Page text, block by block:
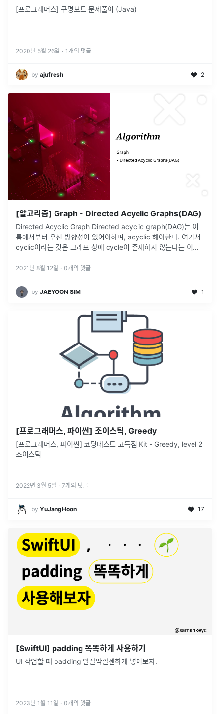
[프로그래머스] 구명보트 문제풀이 (Java)
2020년 5월 26일 · 1 개의 댓글
by ajufresh 2
[알고리즘] Graph - Directed Acyclic Graphs(DAG)
Directed Acyclic Graph Directed acyclic graph(DAG)는 이
름에서부터 우선 방향성이 있어야하며, acyclic 해야한다. 여기서
cyclic이라는 것은 그래프 상에 cycle이 존재하지 않는다는 이야
돌아올 수 없다. Topological Ordering...
2021년 8월 12일 · 0개의 댓글
by JAEYOON SIM 1
[프로그래머스, 파이썬] 조이스틱, Greedy
[프로그래머스, 파이썬] 코딩테스트 고득점 Kit - Greedy, level 2
조이스틱
2022년 3월 5일 · 7개의 댓글
by YuJangHoon 17
[SwiftUI] padding 똑똑하게 사용하기
UI 작업할 때 padding 알잘딱깔센하게 넣어보자.
2023년 1월 11일 · 0개의 댓글